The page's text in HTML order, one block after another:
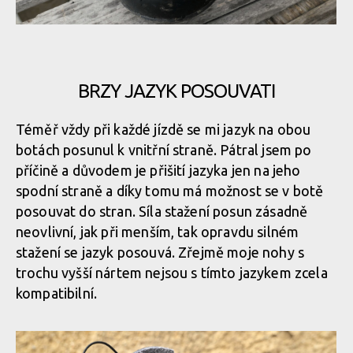
Vložka jednoduchá, bez výraznější podpory klenby
Vložka jednoduchá, bez výraznější podpory klenby
Vložka jednoduchá, bez výraznější podpory klenby
látkou zabraňující zvedání paty
látkou zabraňující zvedání paty
Vnitřní strana opatku je potažena protiskluzovou jednosměrnou
látkou zabraňující zvedání paty
Vnitřní strana opatku je potažena protiskluzovou jednosměrnou
látkou zabraňující zvedání paty
látkou zabraňující zvedání paty
Odvětrání je řešeno perforací svršku, děrování najdeme jak na
špicce, tak na bocích, ale i na jazyku
Odvětrání je řešeno perforací svršku, děrování najdeme jak na
špicce, tak na bocích, ale i na jazyku
Odvětrání je řešeno perforací svršku, děrování najdeme jak na
špicce, tak na bocích, ale i na jazyku
BRZY JAZYK POSOUVATI
Téměř vždy při každé jízdě se mi jazyk na obou
botách posunul k vnitřní straně. Pátral jsem po
příčině a důvodem je přišití jazyka jen na jeho
spodní straně a díky tomu má možnost se v botě
posouvat do stran. Síla stažení posun zásadně
neovlivní, jak při menším, tak opravdu silném
stažení se jazyk posouvá. Zřejmě moje nohy s
trochu vyšší nártem nejsou s tímto jazykem zcela
kompatibilní.